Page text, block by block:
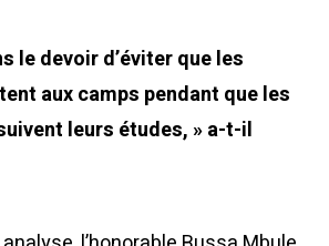
le devoir d’éviter que les
aux camps pendant que les
leurs études, » a-t-il